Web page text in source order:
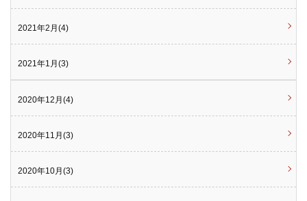
2021年2月(4)
2021年1月(3)
2020年12月(4)
2020年11月(3)
2020年10月(3)